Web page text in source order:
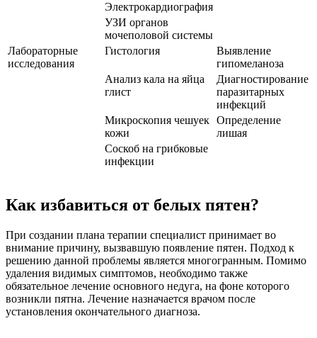
Электрокардиография
УЗИ органов
мочеполовой системы
Лабораторные
исследования
Гистология
Выявление
гипомеланоза
Анализ кала на яйца
глист
Диагностирование
паразитарных
инфекций
Микроскопия чешуек
кожи
Определение
лишая
Соскоб на грибковые
инфекции
Как избавиться от белых пятен?
При создании плана терапии специалист принимает во
внимание причину, вызвавшую появление пятен. Подход к
решению данной проблемы является многогранным. Помимо
удаления видимых симптомов, необходимо также
обязательное лечение основного недуга, на фоне которого
возникли пятна. Лечение назначается врачом после
установления окончательного диагноза.